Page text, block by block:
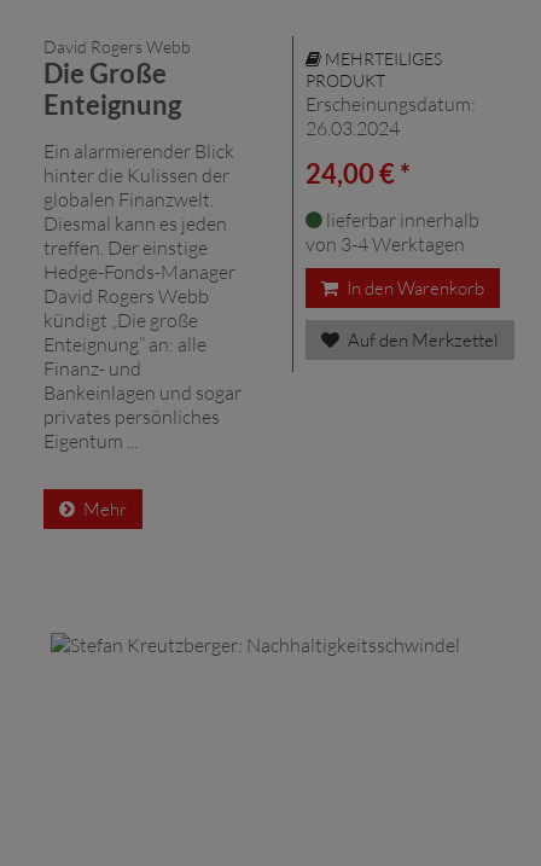
David Rogers Webb
Die Große
Enteignung
Ein alarmierender Blick
hinter die Kulissen der
globalen Finanzwelt.
Diesmal kann es jeden
treffen. Der einstige
Hedge-Fonds-Manager
David Rogers Webb
kündigt „Die große
Enteignung” an: alle
Finanz- und
Bankeinlagen und sogar
privates persönliches
Eigentum ...
Mehr
MEHRTEILIGES
PRODUKT
Erscheinungsdatum:
26.03.2024
24,00 € *
lieferbar innerhalb
von 3-4 Werktagen
In den Warenkorb
Auf den Merkzettel